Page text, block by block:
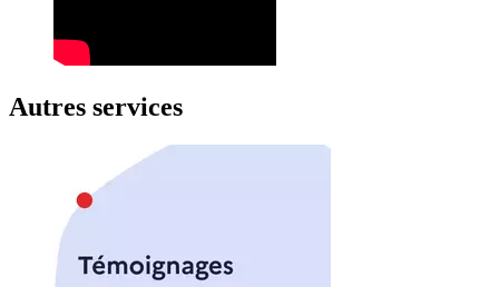
Autres services